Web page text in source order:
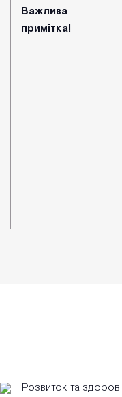
Важлива
примітка!